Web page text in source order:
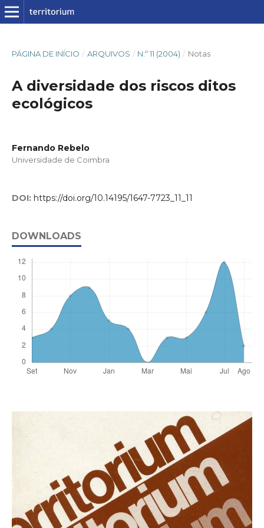
PÁGINA DE INÍCIO / ARQUIVOS / N.º 11 (2004) / Notas
A diversidade dos riscos ditos
ecológicos
Fernando Rebelo
Universidade de Coimbra
DOI: https://doi.org/10.14195/1647-7723_11_11
DOWNLOADS